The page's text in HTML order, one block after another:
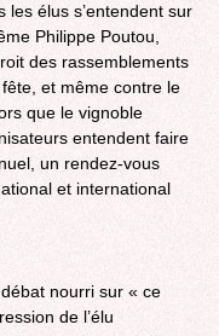
les élus s’entendent sur
Philippe Poutou,
des rassemblements
et même contre le
que le vignoble
entendent faire
un rendez-vous
et international
nourri sur « ce
de l’élu